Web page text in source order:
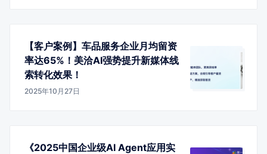
【客户案例】车品服务企业月均留资
率达65%！美洽AI强势提升新媒体线
索转化效果！
2025年10月27日
《2025中国企业级AI Agent应用实